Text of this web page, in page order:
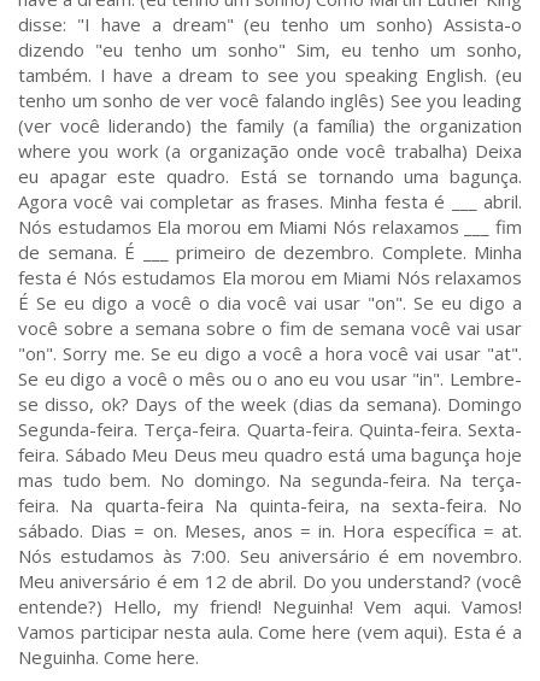
disse: "I have a dream" (eu tenho um sonho) Assista-o
dizendo "eu tenho um sonho" Sim, eu tenho um sonho,
também. I have a dream to see you speaking English. (eu
tenho um sonho de ver você falando inglês) See you leading
(ver você liderando) the family (a família) the organization
where you work (a organização onde você trabalha) Deixa
eu apagar este quadro. Está se tornando uma bagunça.
Agora você vai completar as frases. Minha festa é ___ abril.
Nós estudamos Ela morou em Miami Nós relaxamos ___ fim
de semana. É ___ primeiro de dezembro. Complete. Minha
festa é Nós estudamos Ela morou em Miami Nós relaxamos
É Se eu digo a você o dia você vai usar "on". Se eu digo a
você sobre a semana sobre o fim de semana você vai usar
"on". Sorry me. Se eu digo a você a hora você vai usar "at".
Se eu digo a você o mês ou o ano eu vou usar "in". Lembre-
se disso, ok? Days of the week (dias da semana). Domingo
Segunda-feira. Terça-feira. Quarta-feira. Quinta-feira. Sexta-
feira. Sábado Meu Deus meu quadro está uma bagunça hoje
mas tudo bem. No domingo. Na segunda-feira. Na terça-
feira. Na quarta-feira Na quinta-feira, na sexta-feira. No
sábado. Dias = on. Meses, anos = in. Hora específica = at.
Nós estudamos às 7:00. Seu aniversário é em novembro.
Meu aniversário é em 12 de abril. Do you understand? (você
entende?) Hello, my friend! Neguinha! Vem aqui. Vamos!
Vamos participar nesta aula. Come here (vem aqui). Esta é a
Neguinha. Come here.